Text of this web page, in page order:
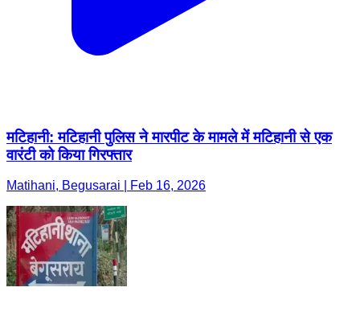
मटिहानी: मटिहानी पुलिस ने मारपीट के मामले में मटिहानी से एक
वारंटी को किया गिरफ्तार
Matihani, Begusarai | Feb 16, 2026